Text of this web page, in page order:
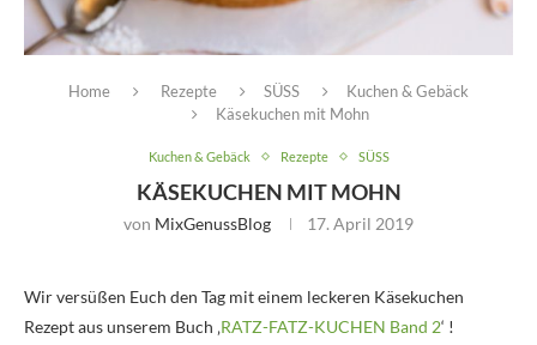
Home Rezepte SÜSS
Kuchen & Gebäck
Käsekuchen mit Mohn
Kuchen & Gebäck Rezepte SÜSS
KÄSEKUCHEN MIT MOHN
von MixGenussBlog 17. April 2019
Wir versüßen Euch den Tag mit einem leckeren Käsekuchen
Rezept aus unserem Buch ‚RATZ-FATZ-KUCHEN Band 2‘ !